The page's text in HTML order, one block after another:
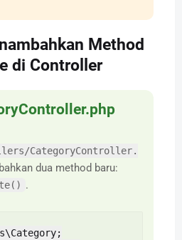
Method
di Controller
CategoryController.
dua method baru:
.